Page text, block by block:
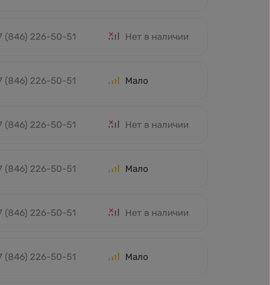
(846) 226-50-51 Нет в наличии
(846) 226-50-51 Мало
(846) 226-50-51 Нет в наличии
(846) 226-50-51 Мало
(846) 226-50-51 Нет в наличии
(846) 226-50-51 Мало